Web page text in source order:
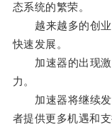
态系统的繁荣。
越来越多的创业
快速发展。
加速器的出现激
力。
加速器将继续发
者提供更多机遇和支